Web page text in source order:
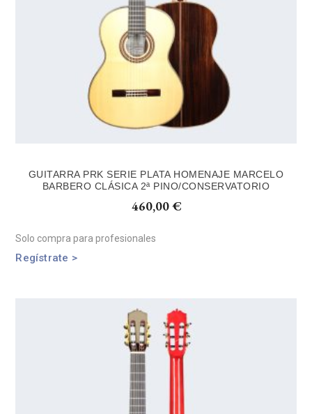
GUITARRA PRK SERIE PLATA HOMENAJE MARCELO
BARBERO CLÁSICA 2ª PINO/CONSERVATORIO
460,00€
Solo compra para profesionales
Regístrate >